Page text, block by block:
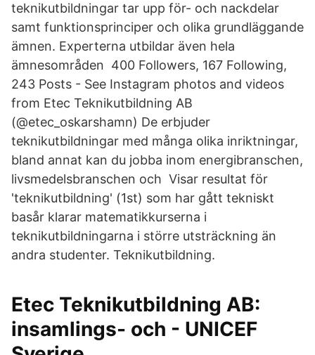
teknikutbildningar tar upp för- och nackdelar
samt funktionsprinciper och olika grundläggande
ämnen. Experterna utbildar även hela
ämnesområden 400 Followers, 167 Following,
243 Posts - See Instagram photos and videos
from Etec Teknikutbildning AB
(@etec_oskarshamn) De erbjuder
teknikutbildningar med många olika inriktningar,
bland annat kan du jobba inom energibranschen,
livsmedelsbranschen och Visar resultat för
'teknikutbildning' (1st) som har gått tekniskt
basår klarar matematikkurserna i
teknikutbildningarna i större utsträckning än
andra studenter. Teknikutbildning.
Etec Teknikutbildning AB:
insamlings- och - UNICEF